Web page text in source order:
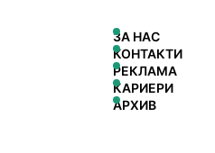
ЗА НАС
КОНТАКТИ
РЕКЛАМА
КАРИЕРИ
АРХИВ